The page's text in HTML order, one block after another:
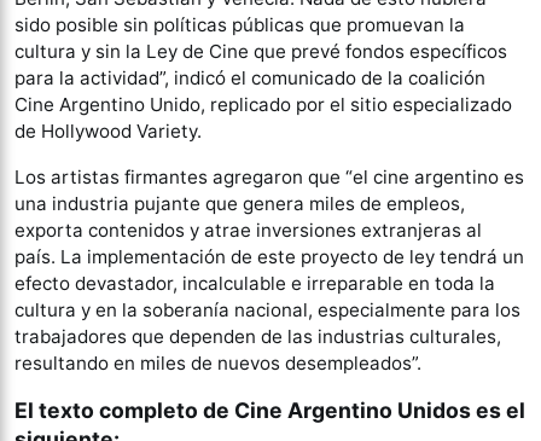
sido posible sin políticas públicas que promuevan la
cultura y sin la Ley de Cine que prevé fondos específicos
para la actividad”, indicó el comunicado de la coalición
Cine Argentino Unido, replicado por el sitio especializado
de Hollywood Variety.
Los artistas firmantes agregaron que “el cine argentino es
una industria pujante que genera miles de empleos,
exporta contenidos y atrae inversiones extranjeras al
país. La implementación de este proyecto de ley tendrá un
efecto devastador, incalculable e irreparable en toda la
cultura y en la soberanía nacional, especialmente para los
trabajadores que dependen de las industrias culturales,
resultando en miles de nuevos desempleados”.
El texto completo de Cine Argentino Unidos es el